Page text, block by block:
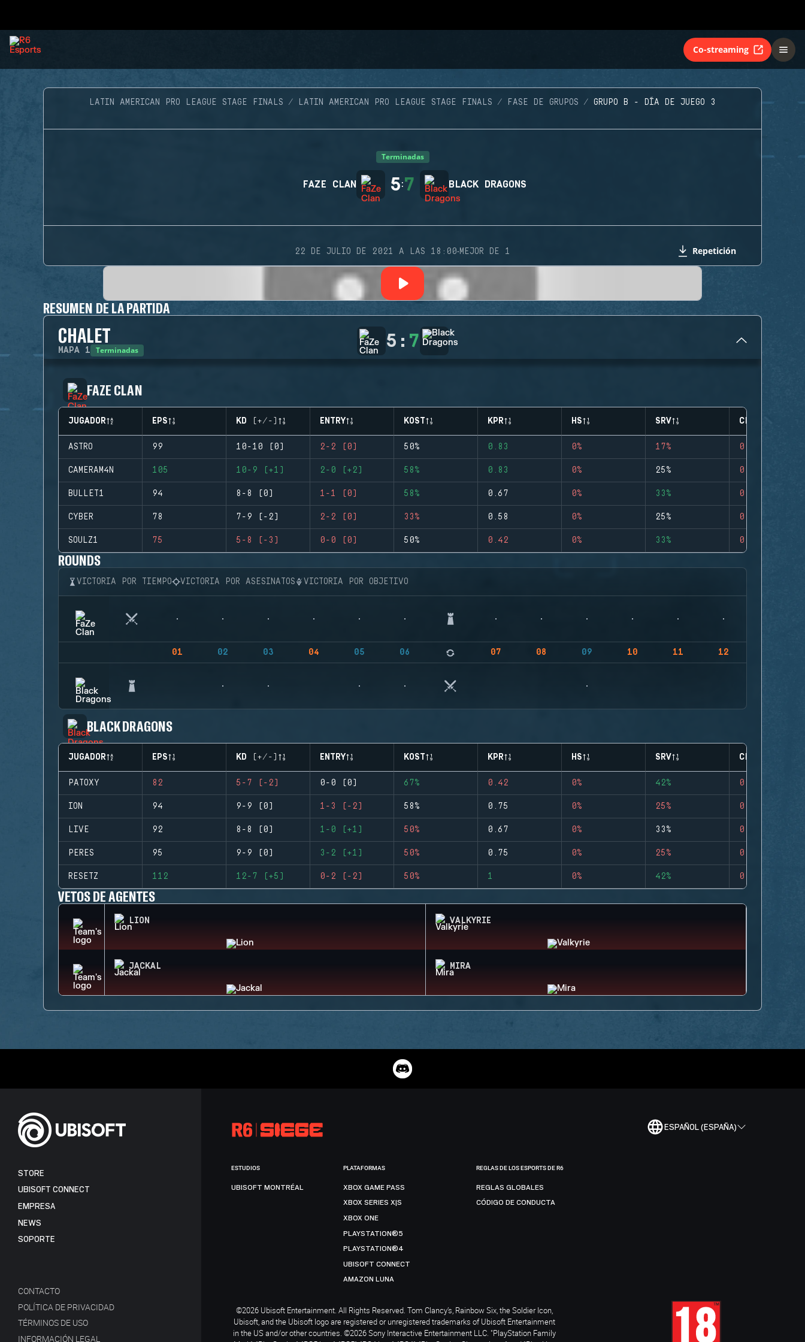
Co-streaming
LATIN AMERICAN PRO LEAGUE STAGE FINALS LATIN AMERICAN PRO LEAGUE STAGE FINALS FASE DE GRUPOS GRUPO B - DÍA DE JUEGO 3
Terminadas
FAZE CLAN 5:7 BLACK DRAGONS
22 DE JULIO DE 2021 A LAS 18:00·MEJOR DE 1 Repetición
RESUMEN DE LA PARTIDA
CHALET
MAPA 1 Terminadas 5 : 7
FAZE CLAN
JUGADOR EPS KD (+/-) ENTRY KOST KPR HS SRV CLUTCHES
ASTRO 99 10-10 (0) 2-2 (0) 50% 0.83 0% 17% 0
CAMERAM4N 105 10-9 (+1) 2-0 (+2) 58% 0.83 0% 25% 0
BULLET1 94 8-8 (0) 1-1 (0) 58% 0.67 0% 33% 0
CYBER 78 7-9 (-2) 2-2 (0) 33% 0.58 0% 25% 0
SOULZ1 75 5-8 (-3) 0-0 (0) 50% 0.42 0% 33% 0
ROUNDS
VICTORIA POR TIEMPO VICTORIA POR ASESINATOS VICTORIA POR OBJETIVO
01 02 03 04 05 06 07 08 09 10 11 12
BLACK DRAGONS
JUGADOR EPS KD (+/-) ENTRY KOST KPR HS SRV CLUTCHES
PATOXY 82 5-7 (-2) 0-0 (0) 67% 0.42 0% 42% 0
ION 94 9-9 (0) 1-3 (-2) 58% 0.75 0% 25% 0
LIVE 92 8-8 (0) 1-0 (+1) 50% 0.67 0% 33% 0
PERES 95 9-9 (0) 3-2 (+1) 50% 0.75 0% 25% 0
RESETZ 112 12-7 (+5) 0-2 (-2) 50% 1 0% 42% 0
VETOS DE AGENTES
LION VALKYRIE
JACKAL MIRA
ESPAÑOL (ESPAÑA)
STORE
UBISOFT CONNECT
EMPRESA
NEWS
SOPORTE
CONTACTO
POLÍTICA DE PRIVACIDAD
TÉRMINOS DE USO
INFORMACIÓN LEGAL
ESTUDIOS
UBISOFT MONTRÉAL
PLATAFORMAS
XBOX GAME PASS
XBOX SERIES X|S
XBOX ONE
PLAYSTATION®5
PLAYSTATION®4
UBISOFT CONNECT
AMAZON LUNA
REGLAS DE LOS ESPORTS DE R6
REGLAS GLOBALES
CÓDIGO DE CONDUCTA
©2026 Ubisoft Entertainment. All Rights Reserved. Tom Clancy’s, Rainbow Six, the Soldier Icon,
Ubisoft, and the Ubisoft logo are registered or unregistered trademarks of Ubisoft Entertainment
in the US and/or other countries. ©2026 Sony Interactive Entertainment LLC. "PlayStation Family